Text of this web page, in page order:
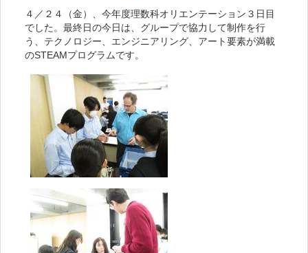
４／２４（金）、今年度理数科オリエンテーション３日目
でした。最終日の今日は、グループで協力して制作を行
う、テクノロジー、エンジニアリング、アート要素が満載
のSTEAMプログラムです。